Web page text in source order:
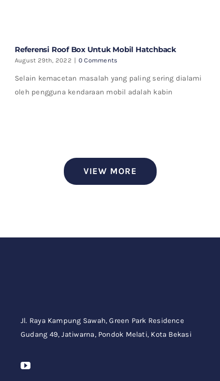
Referensi Roof Box Untuk Mobil Hatchback
August 29th, 2022 | 0 Comments
Selain kemacetan masalah yang paling sering dialami
oleh pengguna kendaraan mobil adalah kabin
VIEW MORE
Jl. Raya Kampung Sawah,Green Park Residence
Gudang 49,Jatiwarna, Pondok Melati, Kota Bekasi